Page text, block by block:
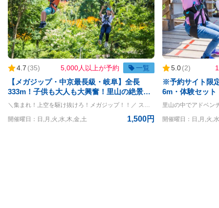
4.7 (35) 5,000人以上が予約 一覧
【メガジップ・中京最長級・岐阜】全長
333m！子供も大人も大興奮！里山の絶景を
一気に滑り降りよう！
＼集まれ！上空を駆け抜けろ！メガジップ！！／ スタート地点への階段を登っていくときからすでにドキドキが止まらない！ いつものジップラインよりも更に大きいから快感も倍増！！ ◇ラインの詳細◇ ライン：全長333m 最高地上高：8m ◇利用条件◇ 体重20kg~120kg ※但し、上記をクリアされている方でもハーネスが身体にフィットしない方は参加することができません ＝＝＝＝ 〇PANZAぎふ清流里山公園 PANZAぎふ清流里山公園は、自然豊かな里山の景観を楽しめるアウトドア施設です。 広大な公園内には、木々に囲まれた冒険アスレチック「MegaZIP」「Aerial」「SkyJAM」があり、子供から大人まで楽しめるアクティビティが満載です。 高所アスレチックやジップラインなど、スリル満点のチャレンジが待っており、初心者から上級者まで幅広く楽しめます。 家族や友人と一緒に、都会の喧騒を離れてアクティブに過ごす一日を満喫できる、岐阜県の魅力を堪能できるスポットです
開催曜日：日,月,火,水,木,金,土 1,500円
5.0(2)
※予約サイト限
6m・体験セッ
心者コース＞大
開催曜日：日,月,火,